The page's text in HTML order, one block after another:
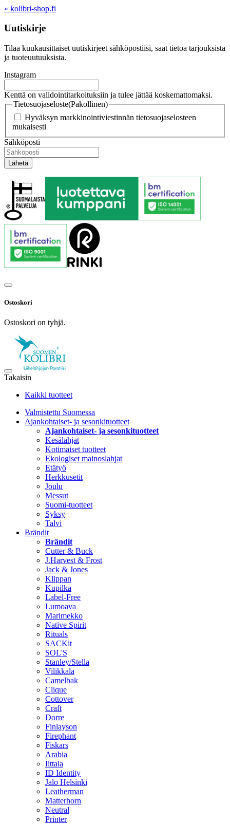
» kolibri-shop.fi
Uutiskirje
Tilaa kuukausittaiset uutiskirjeet sähköpostiisi, saat tietoa tarjouksista
ja tuoteuutuuksista.
Instagram
Kenttä on validointitarkoituksiin ja tulee jättää koskemattomaksi.
Tietosuojaseloste(Pakollinen)
Hyväksyn markkinointiviestinnän tietosuojaselosteen
mukaisesti
Sähköposti
Ostoskori
Ostoskori on tyhjä.
Takaisin
Kaikki tuotteet
Valmistettu Suomessa
Ajankohtaiset- ja sesonkituotteet
Ajankohtaiset- ja sesonkituotteet
Kesälahjat
Kotimaiset tuotteet
Ekologiset mainoslahjat
Etätyö
Herkkusetit
Joulu
Messut
Suomi-tuotteet
Syksy
Talvi
Brändit
Brändit
Cutter & Buck
J.Harvest & Frost
Jack & Jones
Klippan
Kupilka
Label-Free
Lumoava
Marimekko
Native Spirit
Rituals
SACKit
SOL'S
Stanley/Stella
Vilikkala
Camelbak
Clique
Cottover
Craft
Dorre
Finlayson
Firephant
Fiskars
Arabia
Iittala
ID Identity
Jalo Helsinki
Leatherman
Matterhorn
Neutral
Printer